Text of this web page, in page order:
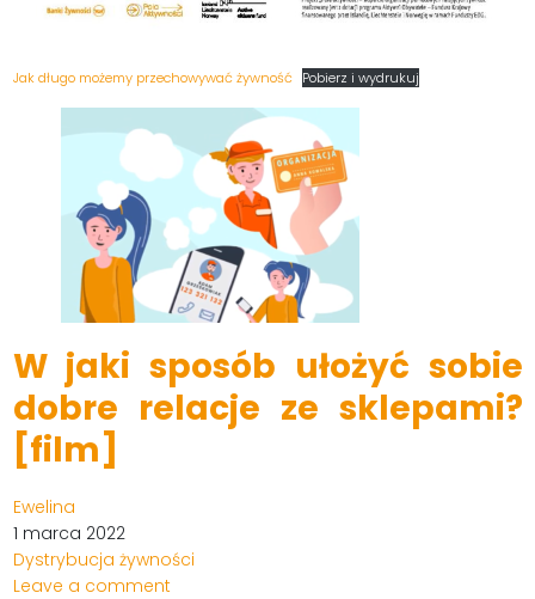
Jak długo możemy przechowywać żywność Pobierz i wydrukuj
W jaki sposób ułożyć sobie
dobre relacje ze sklepami?
[film]
Ewelina
1 marca 2022
Dystrybucja żywności
Leave a comment